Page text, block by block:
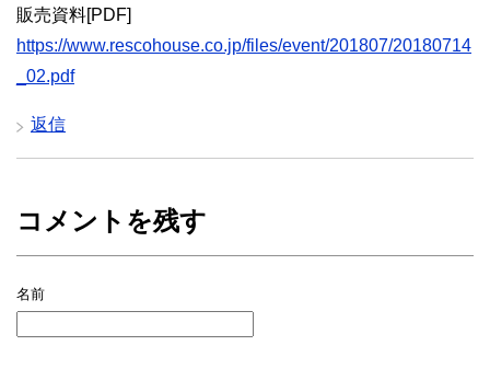
販売資料[PDF]
https://www.rescohouse.co.jp/files/event/201807/20180714
_02.pdf
返信
コメントを残す
名前